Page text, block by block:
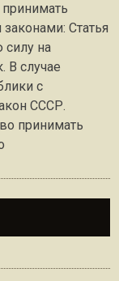
Статья
на
В случае
с
СССР.
принимать